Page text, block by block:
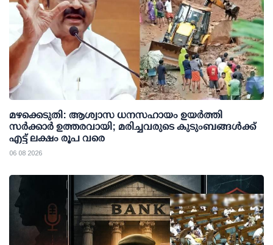
മഴക്കെടുതി: ആശ്വാസ ധനസഹായം ഉയര്‍ത്തി
സര്‍ക്കാര്‍ ഉത്തരവായി; മരിച്ചവരുടെ കുടുംബങ്ങള്‍ക്ക്
എട്ട് ലക്ഷം രൂപ വരെ
06 08 2026